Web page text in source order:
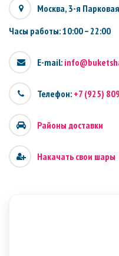
Москва, 3-я
Часы работы: 10:00 – 22:00
E-mail:
Телефон: +7 (925)
Районы доставки
Накачать свои шары